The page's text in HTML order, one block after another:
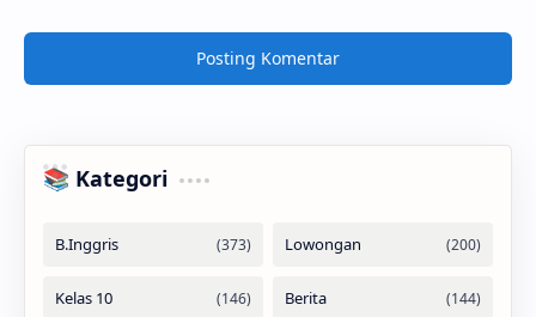
Posting Komentar
📚 Kategori